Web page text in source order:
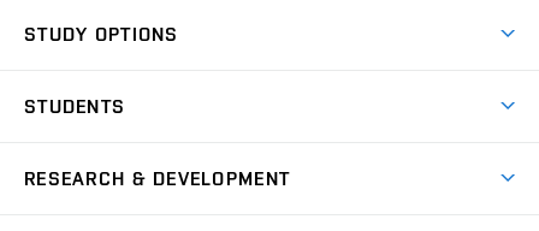
Dormitories
Sport
STUDY OPTIONS
Degree studies in English
STUDENTS
RESEARCH & DEVELOPMENT